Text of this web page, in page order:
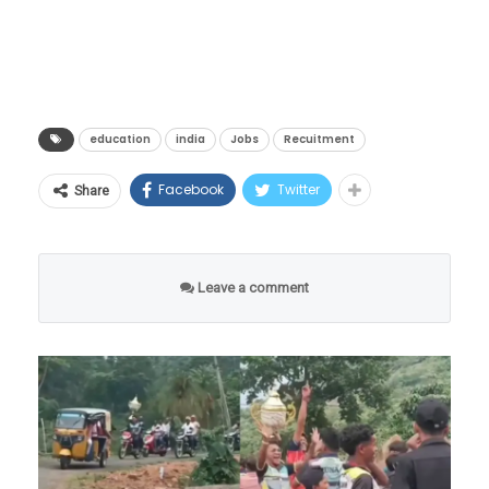
या ऐतिहासिक निर्णयाचे वित्तीय क्षेत्रातील तज्ज्ञांनी
स्वागत केले आहे. ‘रेडो-क्यू’ (RedoQ) चे मुख्य
“भारतातील कोट्यवधी पगारदार कर्मचाऱ्यांसाठी पीएफ
ही त्यांची सर्वात मोठी वित्तीय मालमत्ता आहे. ही रक्कम
त्यांच्या स्वतःच्या पैशांवर अधिक नियंत्रण मिळेल.
आणीबाणीच्या काळात तात्काळ रोखता (Liquidity)
उपलब्ध करून देणारा हा निर्णय देशाच्या डिजिटल
अर्थव्यवस्थेला नवी दिशा देणारा ठरेल.”
हस्तगत केली आणि देशाला एका अंधाऱ्या खाईत लोटले.
१९७१ मध्ये त्याने देशाचे नाव बदलून ‘झैरे’ (Zaire) केले.
या हुकूमशाहीच्या काळात कॉंगोच्या जनतेने प्रचंड छळ
सोसला.
हेही वाचा –Viral Video : माणूस एवढं कसं सहन करू
शकतो? १२ वर्षांपासून न बसलेल्या या साधूची गोष्ट…
पोहोचलो आहे. येथे सर्व काही आहे, पण मानवजात
पूर्णपणे नष्ट झाली आहे. मी या संपूर्ण ग्रहावर एकटाच
जिवंत उरलो आहे,” असा दावा हा मास्क मॅन करतो.
आश्चर्याची गोष्ट म्हणजे, तो ज्या मोबाईल फोनचा वापर
करून व्हिडिओ रेकॉर्ड करत आहे, त्यावर २०२६ ऐवजी
२०५५ हे वर्ष दिसत असल्याचा दावाही त्याने केला आहे.
तुम्हाला ‘फ्युचर-प्रूफ’ (Future-Proof) करिअर
करायचे असेल, तर आता पुस्तकी ज्ञानाच्या पलीकडे
जाऊन मानवी बुद्धिमत्ता, भावना (EQ), सर्जनशीलता
आणि थेट व्यावहारिक कौशल्यांचा (Practical Skills)
मेळ घालणारे कोर्सेस निवडावे लागतील. पुढील काळात
सर्वाधिक मागणी असणाऱ्या आणि लाखो-करोडोंचे
पॅकेज मिळवून देणाऱ्या नवीन पर्यायांचा हा एक सखोल
आणि संशोधनात्मक रिपोर्ट.
education india Jobs Recuitment
Share Facebook Twitter
Leave a comment